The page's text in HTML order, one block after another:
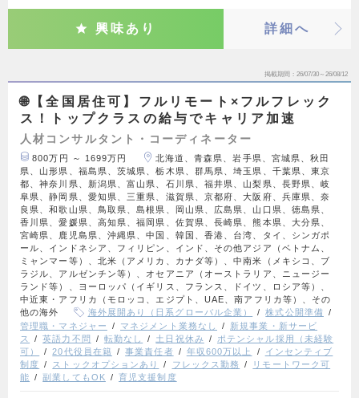
興味あり 詳細へ
掲載期間 26/07/30～26/08/12
🌐【全国居住可】フルリモート×フルフレック
ス！トップクラスの給与でキャリア加速
人材コンサルタント・コーディネーター
800万円 ～ 1699万円
北海道、青森県、岩手県、宮城県、秋田
県、山形県、福島県、茨城県、栃木県、群馬県、埼玉県、千葉県、東京
都、神奈川県、新潟県、富山県、石川県、福井県、山梨県、長野県、岐
阜県、静岡県、愛知県、三重県、滋賀県、京都府、大阪府、兵庫県、奈
良県、和歌山県、鳥取県、島根県、岡山県、広島県、山口県、徳島県、
香川県、愛媛県、高知県、福岡県、佐賀県、長崎県、熊本県、大分県、
宮崎県、鹿児島県、沖縄県、中国、韓国、香港、台湾、タイ、シンガポ
ール、インドネシア、フィリピン、インド、その他アジア（ベトナム、
ミャンマー等）、北米（アメリカ、カナダ等）、中南米（メキシコ、ブ
ラジル、アルゼンチン等）、オセアニア（オーストラリア、ニュージー
ランド等）、ヨーロッパ（イギリス、フランス、ドイツ、ロシア等）、
中近東・アフリカ（モロッコ、エジプト、UAE、南アフリカ等）、その
他の海外
海外展開あり（日系グローバル企業）
株式公開準備
管理職・マネジャー
マネジメント業務なし
新規事業・新サービ
ス
英語力不問 転勤なし 土日祝休み
ポテンシャル採用（未経験
可）
20代役員在籍 事業責任者 年収600万以上
インセンティブ
制度
ストックオプションあり フレックス勤務
リモートワーク可
能
副業してもOK 育児支援制度